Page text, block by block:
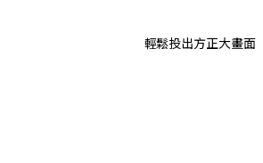
輕鬆投出方正大畫面